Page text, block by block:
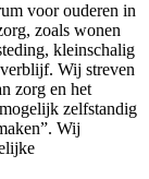
voor ouderen in
zoals wonen
kleinschalig
Wij streven
zorg en het
zelfstandig
Wij